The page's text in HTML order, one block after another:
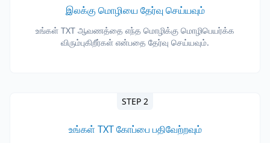
இலக்கு மொழியை தேர்வு செய்யவும்
உங்கள் TXT ஆவணத்தை எந்த மொழிக்கு மொழிபெயர்க்க
விரும்புகிறீர்கள் என்பதை தேர்வு செய்யவும்.
STEP 2
உங்கள் TXT கோப்பை பதிவேற்றவும்